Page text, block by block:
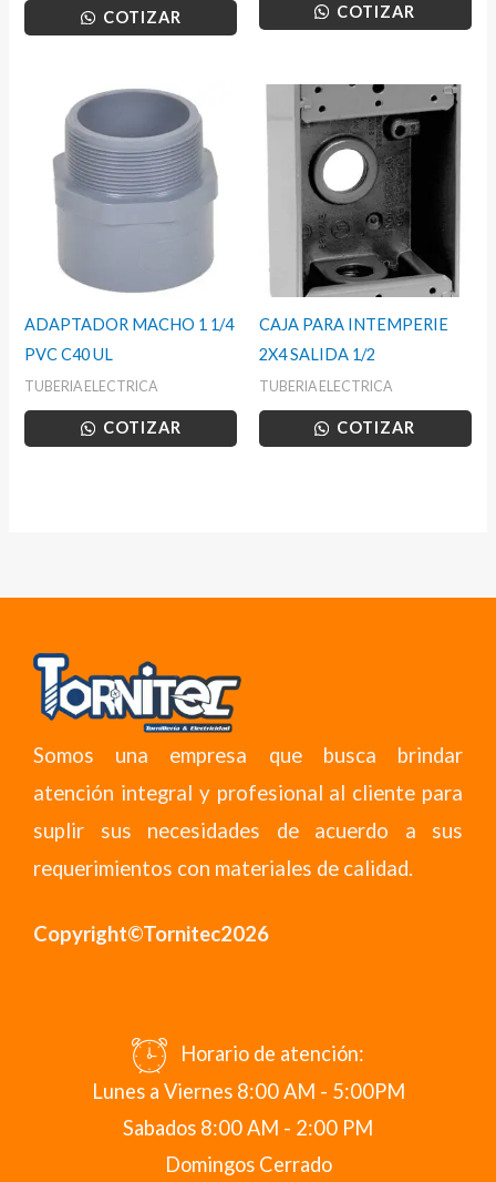
COTIZAR COTIZAR
ADAPTADOR MACHO 1 1/4
PVC C40 UL
TUBERIA ELECTRICA
COTIZAR
CAJA PARA INTEMPERIE
2X4 SALIDA 1/2
TUBERIA ELECTRICA
COTIZAR
Somos una empresa que busca brindar
atención integral y profesional al cliente para
suplir sus necesidades de acuerdo a sus
requerimientos con materiales de calidad.
Copyright©Tornitec2026
Horario de atención:
Lunes a Viernes 8:00 AM - 5:00PM
Sabados 8:00 AM - 2:00 PM
Domingos Cerrado